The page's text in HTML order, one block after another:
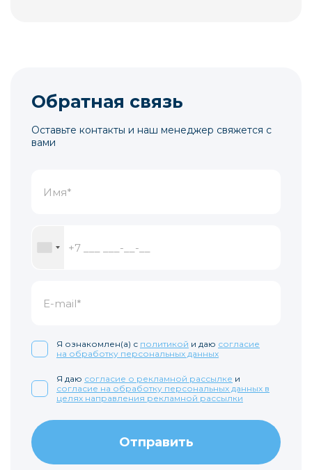
Обратная связь
Оставьте контакты и наш менеджер свяжется с
вами
Я ознакомлен(а) с политикой и даю согласие
на обработку персональных данных
Я даю согласие о рекламной рассылке и
согласие на обработку персональных данных в
целях направления рекламной рассылки
Отправить